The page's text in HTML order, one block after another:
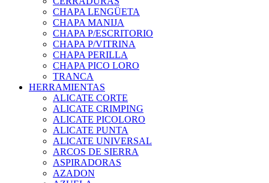
CHAPA LENGÜETA
CHAPA MANIJA
CHAPA P/ESCRITORIO
CHAPA P/VITRINA
CHAPA PERILLA
CHAPA PICO LORO
TRANCA
HERRAMIENTAS
ALICATE CORTE
ALICATE CRIMPING
ALICATE PICOLORO
ALICATE PUNTA
ALICATE UNIVERSAL
ARCOS DE SIERRA
ASPIRADORAS
AZADON